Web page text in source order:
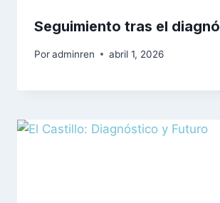
Seguimiento tras el
Poradminren abril 1, 2026